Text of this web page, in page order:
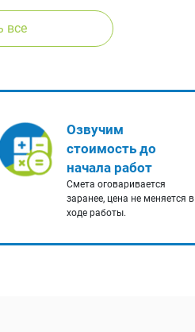
все
Озвучим
стоимость до
начала работ
Смета оговаривается
заранее, цена не меняется в
ходе работы.